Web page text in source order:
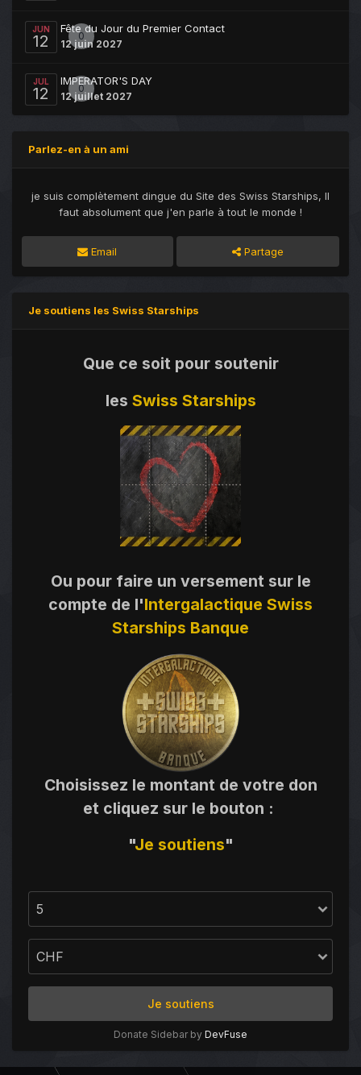
JUN
12 0
Fête du Jour du Premier Contact
12 juin 2027
JUL
12 0
IMPERATOR'S DAY
12 juillet 2027
Parlez-en à un ami
je suis complètement dingue du Site des Swiss Starships, Il
faut absolument que j'en parle à tout le monde !
Email Partage
Je soutiens les Swiss Starships
Que ce soit pour soutenir
les Swiss Starships
Ou pour faire un versement sur le
compte de l'Intergalactique Swiss
Starships Banque
Choisissez le montant de votre don
et cliquez sur le bouton :
"Je soutiens"
Je soutiens
Donate Sidebar by DevFuse